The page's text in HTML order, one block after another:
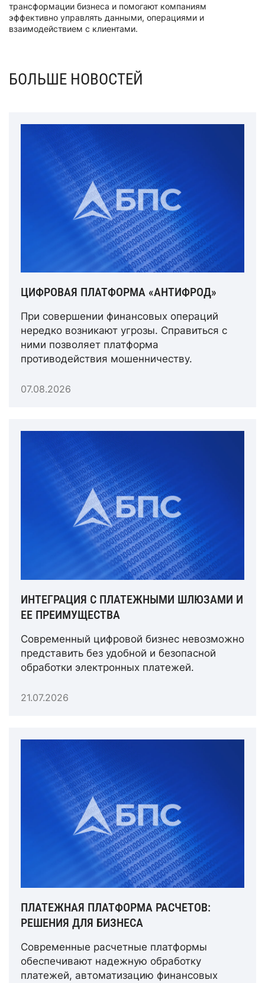
трансформации бизнеса и помогают компаниям
эффективно управлять данными, операциями и
взаимодействием с клиентами.
БОЛЬШЕ НОВОСТЕЙ
ЦИФРОВАЯ ПЛАТФОРМА «АНТИФРОД»
При совершении финансовых операций
нередко возникают угрозы. Справиться с
ними позволяет платформа
противодействия мошенничеству.
07.08.2026
ИНТЕГРАЦИЯ С ПЛАТЕЖНЫМИ ШЛЮЗАМИ И
ЕЕ ПРЕИМУЩЕСТВА
Современный цифровой бизнес невозможно
представить без удобной и безопасной
обработки электронных платежей.
21.07.2026
ПЛАТЕЖНАЯ ПЛАТФОРМА РАСЧЕТОВ:
РЕШЕНИЯ ДЛЯ БИЗНЕСА
Современные расчетные платформы
обеспечивают надежную обработку
платежей, автоматизацию финансовых